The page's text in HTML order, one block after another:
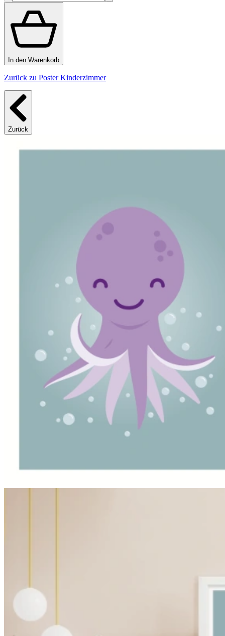
In den Warenkorb
Zurück zu Poster Kinderzimmer
Zurück